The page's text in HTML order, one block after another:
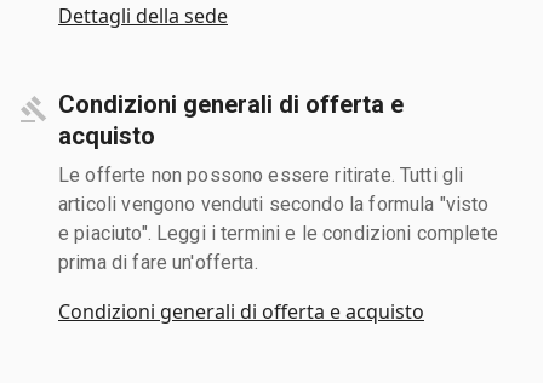
Dettagli della sede
Condizioni generali di offerta e
acquisto
Le offerte non possono essere ritirate. Tutti gli
articoli vengono venduti secondo la formula "visto
e piaciuto". Leggi i termini e le condizioni complete
prima di fare un'offerta.
Condizioni generali di offerta e acquisto